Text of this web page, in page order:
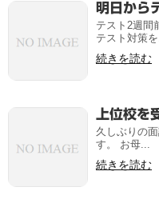
明日から
テスト2週間
テスト対策
続きを読む
上位校を
久しぶりの
す。 お母...
続きを読む